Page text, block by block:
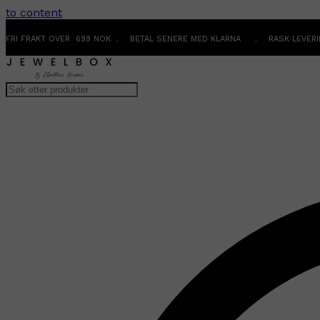
to content
FRI FRAKT OVER 699 NOK . BETAL SENERE MED KLARNA . RASK